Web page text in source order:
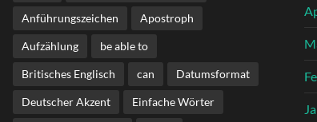
Anführungszeichen Apostroph
Aufzählung be able to
Britisches Englisch can Datumsformat
Deutscher Akzent Einfache Wörter